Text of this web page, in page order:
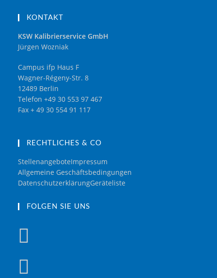
KONTAKT
KSW Kalibrierservice GmbH
Jürgen Wozniak
Campus ifp Haus F
Wagner-Régeny-Str. 8
12489 Berlin
Telefon +49 30 553 97 467
Fax + 49 30 554 91 117
RECHTLICHES & CO
StellenangeboteImpressum
Allgemeine Geschäftsbedingungen
DatenschutzerklärungGeräteliste
FOLGEN SIE UNS